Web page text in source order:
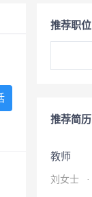
推荐职位
推荐简历
教师
刘女士 ·